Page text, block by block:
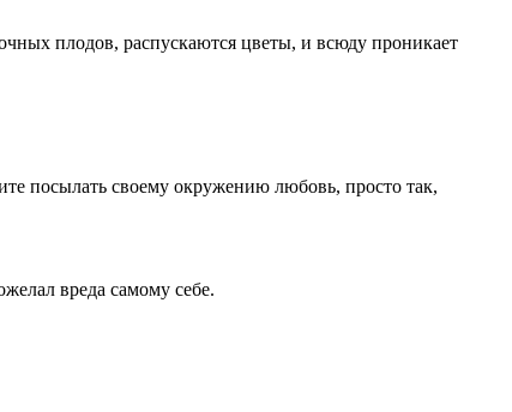
плодов, распускаются цветы, и всюду проникает
посылать своему окружению любовь, просто так,
вреда самому себе.